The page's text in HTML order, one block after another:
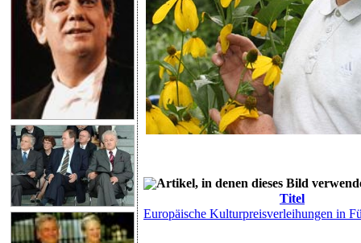
Artikel, in denen dieses Bild
Titel
Europäische Kulturpreisverleihungen in